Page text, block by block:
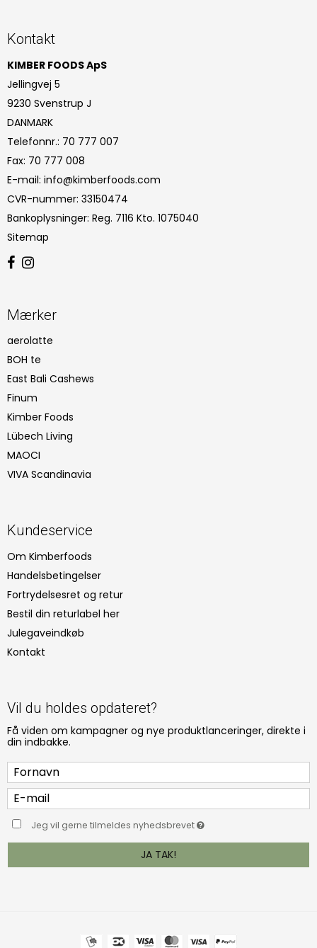
Kontakt
KIMBER FOODS ApS
Jellingvej 5
9230 Svenstrup J
DANMARK
Telefonnr.: 70 777 007
Fax: 70 777 008
E-mail: info@kimberfoods.com
CVR-nummer: 33150474
Bankoplysninger: Reg. 7116 Kto. 1075040
Sitemap
Mærker
aerolatte
BOH te
East Bali Cashews
Finum
Kimber Foods
Lübech Living
MAOCI
VIVA Scandinavia
Kundeservice
Om Kimberfoods
Handelsbetingelser
Fortrydelsesret og retur
Bestil din returlabel her
Julegaveindkøb
Kontakt
Vil du holdes opdateret?
Få viden om kampagner og nye produktlanceringer, direkte i
din indbakke.
Jeg vil gerne tilmeldes nyhedsbrevet
JA TAK!